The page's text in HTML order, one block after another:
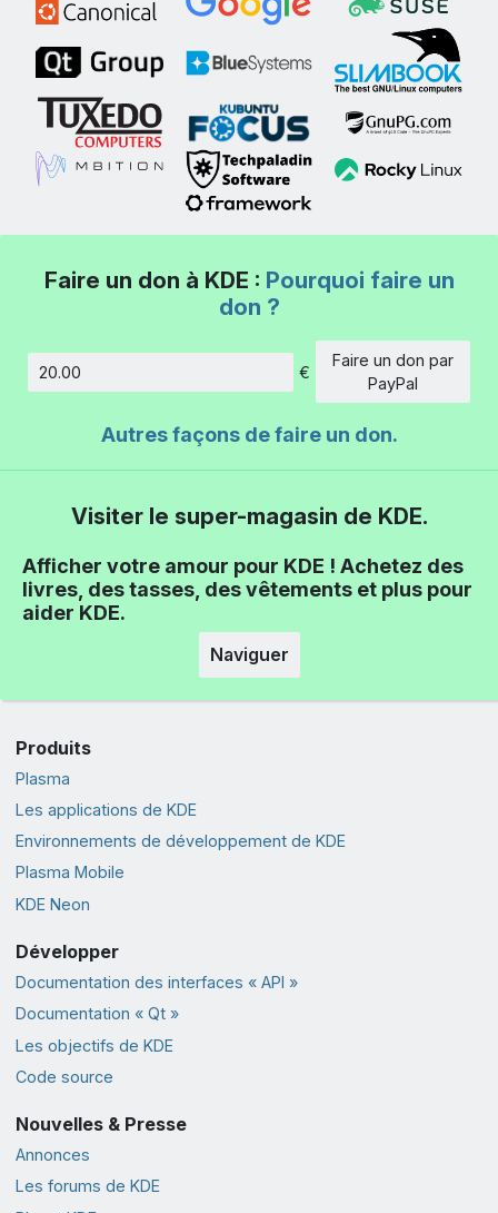
Faire un don à KDE : Pourquoi faire un
don ?
Montant
€
Faire un don par
PayPal
Autres façons de faire un don.
Visiter le super-magasin de KDE.
Afficher votre amour pour KDE ! Achetez des
livres, des tasses, des vêtements et plus pour
aider KDE.
Naviguer
Produits
Plasma
Les applications de KDE
Environnements de développement de KDE
Plasma Mobile
KDE Neon
Développer
Documentation des interfaces « API »
Documentation « Qt »
Les objectifs de KDE
Code source
Nouvelles & Presse
Annonces
Les forums de KDE